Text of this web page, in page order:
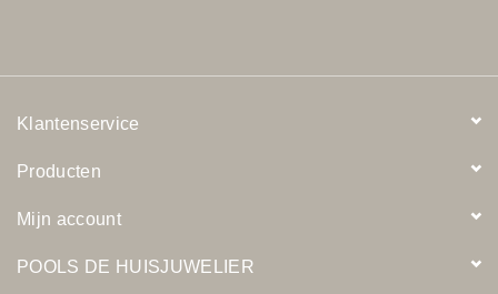
Klantenservice
Producten
Mijn account
POOLS DE HUISJUWELIER